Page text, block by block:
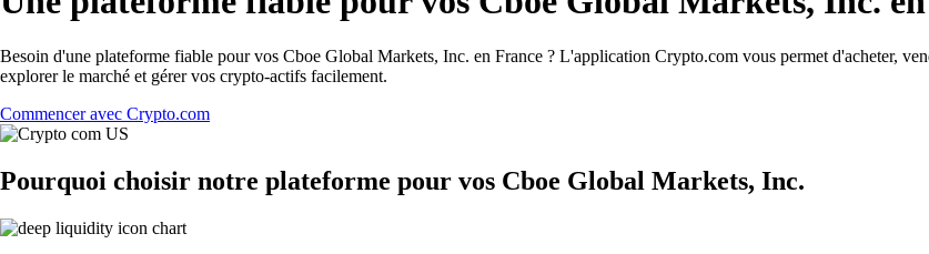
Besoin d'une plateforme fiable pour vos Cboe Global Markets, Inc. en France ? L'application Crypto.com vous permet d'acheter,
explorer le marché et gérer vos crypto-actifs facilement.
Commencer avec Crypto.com
Pourquoi choisir notre plateforme pour vos Cboe Global Markets, Inc.